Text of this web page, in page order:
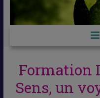
Formation
Sens, un